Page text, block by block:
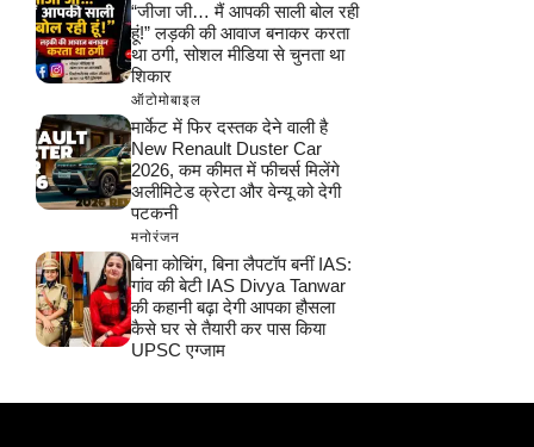
“जीजा जी… मैं आपकी साली बोल रही
हूं!” लड़की की आवाज बनाकर करता
था ठगी, सोशल मीडिया से चुनता था
शिकार
ऑटोमोबाइल
मार्केट में फिर दस्तक देने वाली है
New Renault Duster Car
2026, कम कीमत में फीचर्स मिलेंगे
अलीमिटेड क्रेटा और वेन्यू को देगी
पटकनी
मनोरंजन
बिना कोचिंग, बिना लैपटॉप बनीं IAS:
गांव की बेटी IAS Divya Tanwar
की कहानी बढ़ा देगी आपका हौसला
कैसे घर से तैयारी कर पास किया
UPSC एग्जाम